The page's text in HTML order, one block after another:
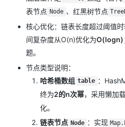
表节点 Node 、红黑树节点
核心优化：链表长度超过阈值
间复杂度从O(n)优化为O(logn)
题。
节点类型说明：
哈希桶数组 table ：
终为2的n次幂，采用懒加
化。
链表节点 Node ：实现